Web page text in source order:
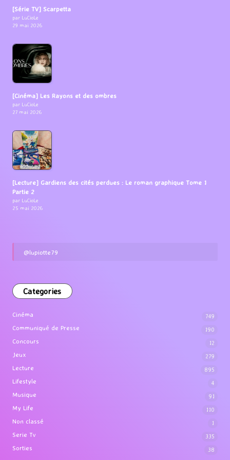
[Série TV] Scarpetta
par LuCioLe
29 mai 2026
[Cinéma] Les Rayons et des ombres
par LuCioLe
27 mai 2026
[Lecture] Gardiens des cités perdues : Le roman graphique Tome 1
Partie 2
par LuCioLe
25 mai 2026
@lupiotte79
Categories
Cinéma 749
Communiqué de Presse 190
Concours 12
Jeux 279
Lecture 895
Lifestyle 4
Musique 91
My Life 110
Non classé 1
Serie Tv 335
Sorties 38